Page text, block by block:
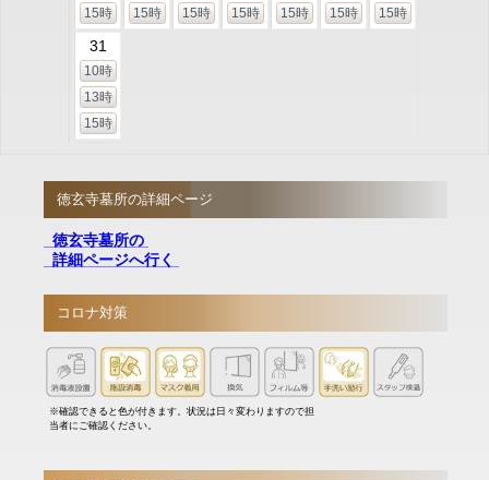
15時
15時
15時
15時
15時
15時
15時
31
10時
13時
15時
徳玄寺墓所の詳細ページ
徳玄寺墓所の
詳細ページへ行く
コロナ対策
※確認できると色が付きます。状況は日々変わりますので担
当者にご確認ください。